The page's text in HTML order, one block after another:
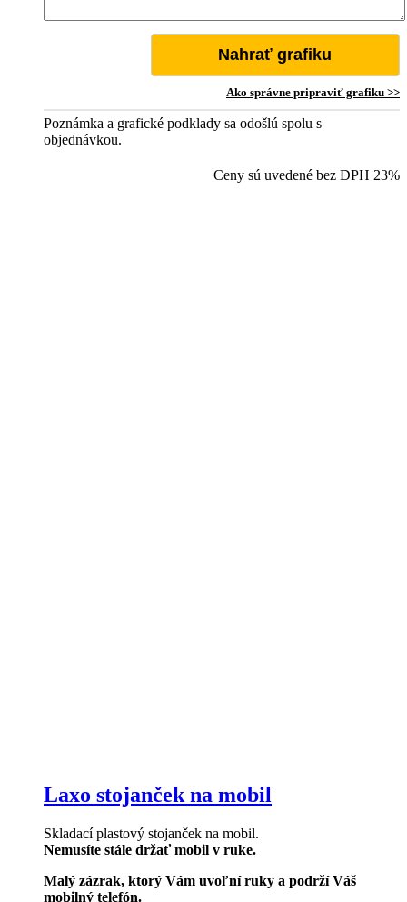
Nahrať grafiku
Ako správne pripraviť grafiku >>
Poznámka a grafické podklady sa odošlú spolu s
objednávkou.
Ceny sú uvedené bez DPH 23%
Laxo stojanček na mobil
Skladací plastový stojanček na mobil.
Nemusíte stále držať mobil v ruke.
Malý zázrak, ktorý Vám uvoľní ruky a podrží Váš
mobilný telefón.